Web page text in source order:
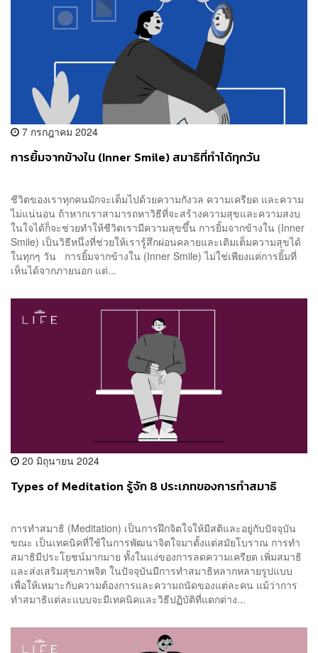
7 กรกฎาคม 2024
การยิ้มจากข้างใน (Inner Smile) สมาธิที่ทำได้ทุกวัน
ชีวิตของเราทุกคนมักจะเต็มไปด้วยความกังวล ความเครียด และความ
ไม่แน่นอน ถ้าหากเราสามารถหาวิธีที่จะสร้างความสุขและความสงบ
ในใจได้ก็จะช่วยทำให้ชีวิตเรามีความสุขขึ้น การยิ้มจากข้างใน (Inner
Smile) เป็นวิธีหนึ่งที่ช่วยให้เรารู้สึกผ่อนคลายและเติมเต็มความสุขได้
ในทุกๆ วัน การยิ้มจากข้างใน (Inner Smile) ไม่ใช่เพียงแค่การยิ้มที่
เห็นได้จากภายนอก แต่...
20 มิถุนายน 2024
Types of Meditation รู้จัก 8 ประเภทของการทำสมาธิ
การทำสมาธิ (Meditation) เป็นการฝึกจิตใจให้มีสติและอยู่กับปัจจุบัน
ขณะ เป็นเทคนิคที่ใช้ในการพัฒนาจิตใจมาตั้งแต่สมัยโบราณ การทำ
สมาธิมีประโยชน์มากมาย ทั้งในแง่ของการลดความเครียด เพิ่มสมาธิ
และส่งเสริมสุขภาพจิต ในปัจจุบันมีการทำสมาธิหลากหลายรูปแบบ
เพื่อให้เหมาะกับความต้องการและความถนัดของแต่ละคน แม้ว่าการ
ทำสมาธิแต่ละแบบจะมีเทคนิคและวิธีปฏิบัติที่แตกต่าง...